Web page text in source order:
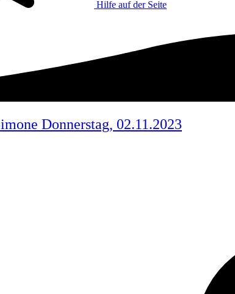
Hilfe auf der Seite
Donnerstag, 02.11.2023